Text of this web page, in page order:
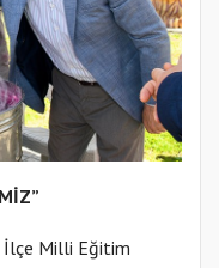
İlçe Milli Eğitim